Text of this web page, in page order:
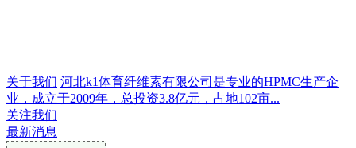
关于我们 河北k1体育纤维素有限公司是专业的HPMC生产企
业，成立于2009年，总投资3.8亿元，占地102亩...
关注我们
最新消息